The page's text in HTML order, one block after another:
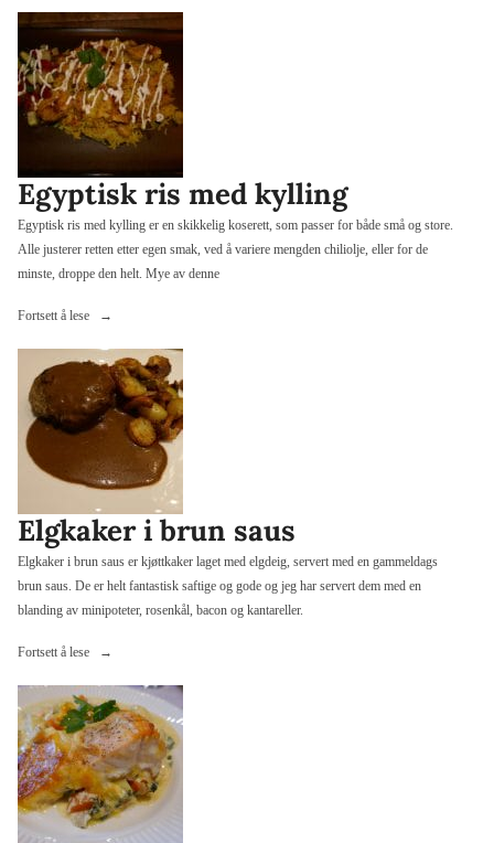
med
spareribskjøtt»
Egyptisk ris med kylling
Egyptisk ris med kylling er en skikkelig koserett, som passer for både små og store.
Alle justerer retten etter egen smak, ved å variere mengden chiliolje, eller for de
minste, droppe den helt. Mye av denne
Fortsett å lese
«Egyptisk
med
kylling»
Elgkaker i brun saus
Elgkaker i brun saus er kjøttkaker laget med elgdeig, servert med en gammeldags
brun saus. De er helt fantastisk saftige og gode og jeg har servert dem med en
blanding av minipoteter, rosenkål, bacon og kantareller.
Fortsett å lese
«Elgkaker
brun
saus»